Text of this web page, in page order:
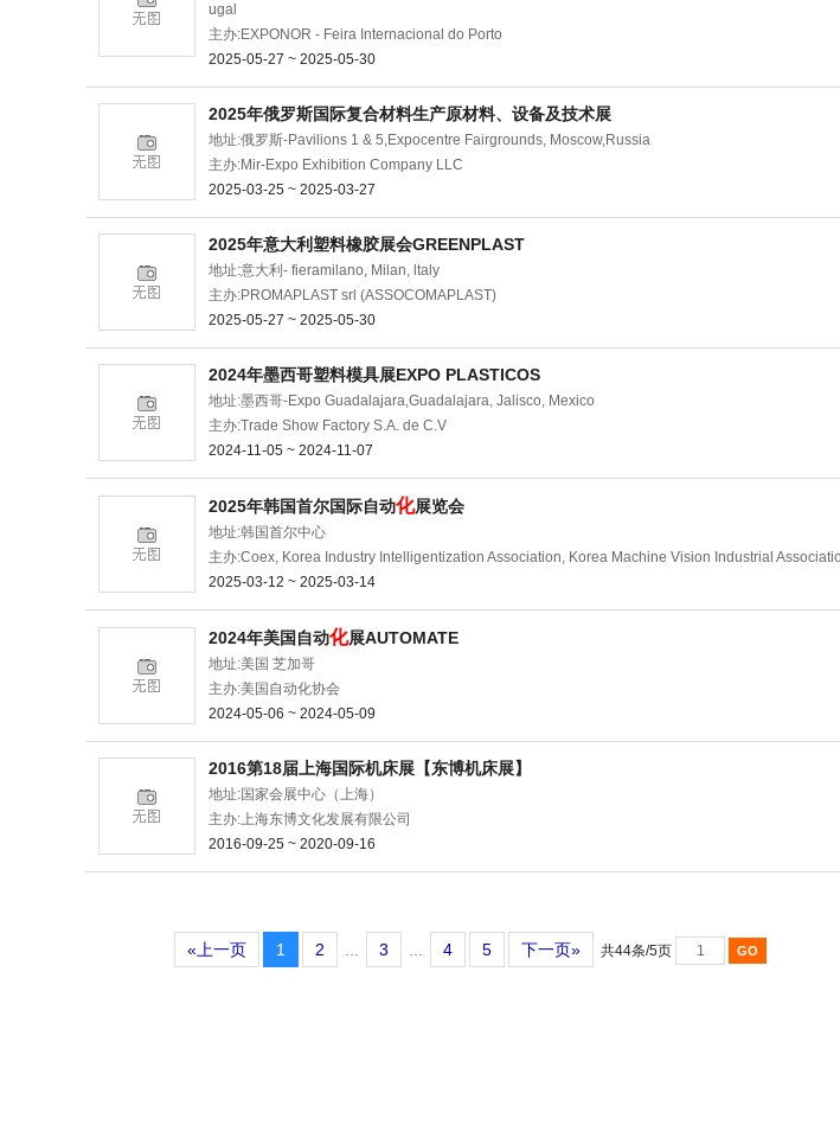
ugal
主办:EXPONOR - Feira Internacional do Porto
2025-05-27 ~ 2025-05-30
2025年俄罗斯国际复合材料生产原材料、设备及技术展
地址:俄罗斯-Pavilions 1 & 5,Expocentre Fairgrounds, Moscow,Russia
主办:Mir-Expo Exhibition Company LLC
2025-03-25 ~ 2025-03-27
2025年意大利塑料橡胶展会GREENPLAST
地址:意大利- fieramilano, Milan, ltaly
主办:PROMAPLAST srl (ASSOCOMAPLAST)
2025-05-27 ~ 2025-05-30
2024年墨西哥塑料模具展EXPO PLASTICOS
地址:墨西哥-Expo Guadalajara,Guadalajara, Jalisco, Mexico
主办:Trade Show Factory S.A. de C.V
2024-11-05 ~ 2024-11-07
2025年韩国首尔国际自动化展览会
地址:韩国首尔中心
主办:Coex, Korea Industry Intelligentization Association, Korea Machine Vision Industrial
2025-03-12 ~ 2025-03-14
2024年美国自动化展AUTOMATE
地址:美国 芝加哥
主办:美国自动化协会
2024-05-06 ~ 2024-05-09
2016第18届上海国际机床展【东博机床展】
地址:国家会展中心（上海）
主办:上海东博文化发展有限公司
2016-09-25 ~ 2020-09-16
«上一页 1 2 … 3 … 4 5 下一页» 共44条/5页